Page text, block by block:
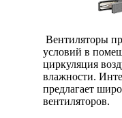
Вентиляторы
условий в
циркуляция
влажности.
предлагает
вентиляторов.